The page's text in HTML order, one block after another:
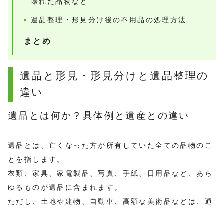
壊れた品物など
遺品整理・形見分け後の不用品の処理方法
まとめ
遺品と形見・形見分けと遺品整理の
違い
遺品とは何か？具体例と遺産との違い
遺品とは、亡くなった方が所有していた全ての品物のこ
とを指します。
衣類、家具、家電製品、写真、手紙、日用品など、あら
ゆるものが遺品に含まれます。
ただし、土地や建物、自動車、高額な美術品などは、通